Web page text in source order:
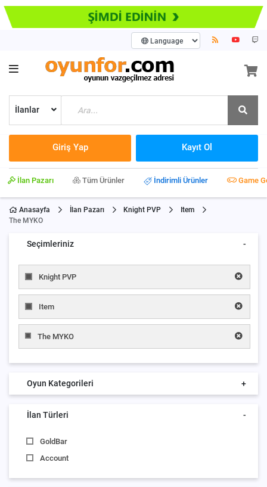
İlanlar
Giriş Yap Kayıt Ol
İlan Pazarı Tüm Ürünler İndirimli Ürünler Game
Anasayfa İlan Pazarı Knight PVP
Item
The MYKO
Seçimleriniz -
Knight PVP
Item
The MYKO
Oyun Kategorileri +
İlan Türleri -
GoldBar
Account